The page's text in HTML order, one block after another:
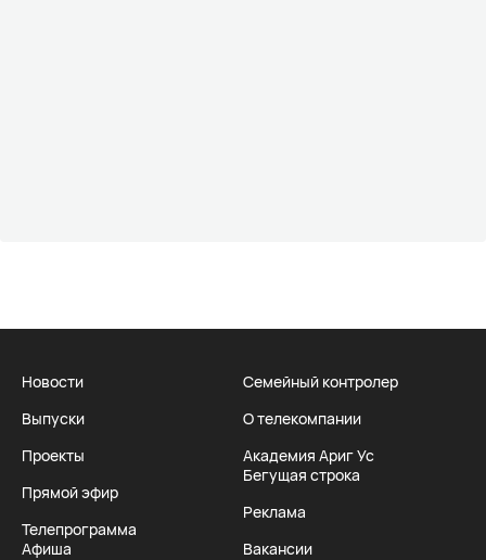
Новости
Выпуски
Проекты
Прямой эфир
Телепрограмма
Афиша
Семейный контролер
О телекомпании
Академия Ариг Ус
Бегущая строка
Реклама
Вакансии